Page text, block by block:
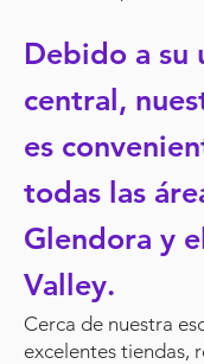
Debido a su
central,
es
todas las
Glendora y
Valley.
Cerca de nuestra
excelentes tiendas,